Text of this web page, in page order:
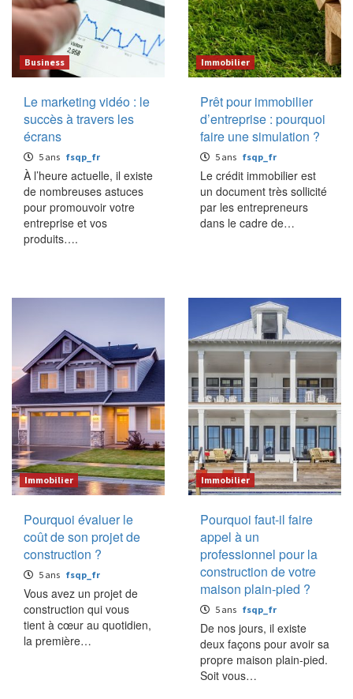
Business
Le marketing vidéo : le
succès à travers les
écrans
5 ans fsqp_fr
À l’heure actuelle, il existe
de nombreuses astuces
pour promouvoir votre
entreprise et vos
produits….
Immobilier
Prêt pour immobilier
d’entreprise : pourquoi
faire une simulation ?
5 ans fsqp_fr
Le crédit immobilier est
un document très sollicité
par les entrepreneurs
dans le cadre de…
Immobilier
Pourquoi évaluer le
coût de son projet de
construction ?
5 ans fsqp_fr
Vous avez un projet de
construction qui vous
tient à cœur au quotidien,
la première…
Immobilier
Pourquoi faut-il faire
appel à un
professionnel pour la
construction de votre
maison plain-pied ?
5 ans fsqp_fr
De nos jours, il existe
deux façons pour avoir sa
propre maison plain-pied.
Soit vous…